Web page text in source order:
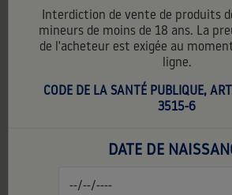
Interdiction de vente de produits
mineurs de moins de 18 ans. La
de l'acheteur est exigée au
ligne.
CODE DE LA SANTÉ PUBLIQUE,
3515-6
DATE DE
1,50 € TTC 1,50 € par unité